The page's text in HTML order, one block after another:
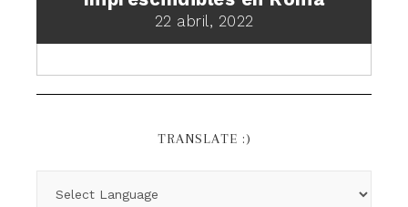
22 abril, 2022
TRANSLATE :)